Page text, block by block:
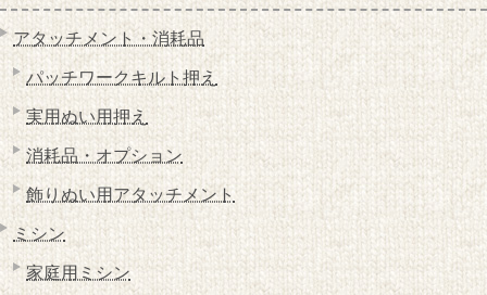
アタッチメント・消耗品
パッチワークキルト押え
実用ぬい用押え
消耗品・オプション
飾りぬい用アタッチメント
ミシン
家庭用ミシン